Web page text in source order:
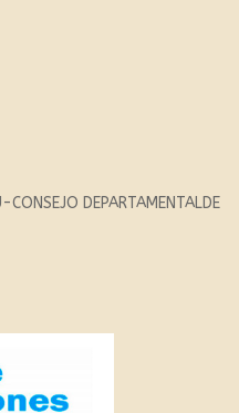
CONSEJO DEPARTAMENTALDE